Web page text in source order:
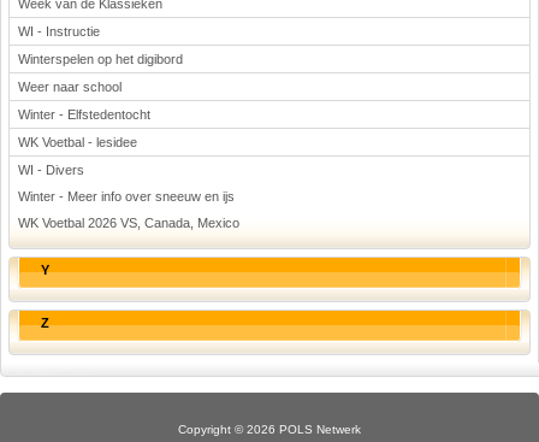
Week van de Klassieken
WI - Instructie
Winterspelen op het digibord
Weer naar school
Winter - Elfstedentocht
WK Voetbal - lesidee
WI - Divers
Winter - Meer info over sneeuw en ijs
WK Voetbal 2026 VS, Canada, Mexico
Y
Z
Copyright © 2026 POLS Netwerk